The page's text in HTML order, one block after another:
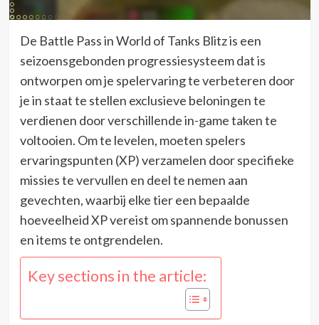
De Battle Pass in World of Tanks Blitz is een
seizoensgebonden progressiesysteem dat is
ontworpen om je spelervaring te verbeteren door
je in staat te stellen exclusieve beloningen te
verdienen door verschillende in-game taken te
voltooien. Om te levelen, moeten spelers
ervaringspunten (XP) verzamelen door specifieke
missies te vervullen en deel te nemen aan
gevechten, waarbij elke tier een bepaalde
hoeveelheid XP vereist om spannende bonussen
en items te ontgrendelen.
Key sections in the article: